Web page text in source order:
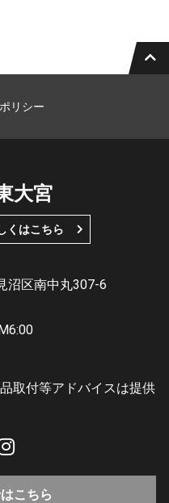
リシー
大宮
くはこちら
沼区南中丸307-6
取付等アドバイスは提供
こちら